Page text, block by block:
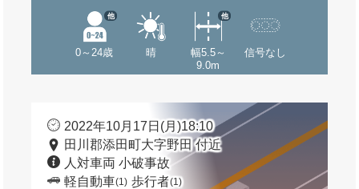
0～24歳
他
晴
幅5.5～
9.0m
他
信号なし
2022年10月17日(月)18:10
田川郡添田町大字野田 付近
人対車両 小破事故
軽自動車(1) 歩行者(1)